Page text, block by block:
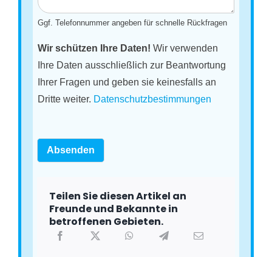
Ggf. Telefonnummer angeben für schnelle Rückfragen
Wir schützen Ihre Daten! Wir verwenden
Ihre Daten ausschließlich zur Beantwortung
Ihrer Fragen und geben sie keinesfalls an
Dritte weiter. Datenschutzbestimmungen
Absenden
Teilen Sie diesen Artikel an
Freunde und Bekannte in
betroffenen Gebieten.